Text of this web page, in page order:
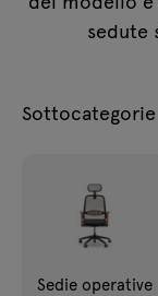
Lampade
sedute
Sottocategorie
Sedie operative